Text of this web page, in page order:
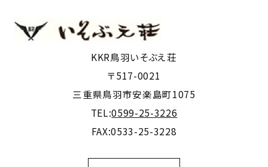
KKR鳥羽いそぶえ荘
〒517-0021
三重県鳥羽市安楽島町1075
TEL:0599-25-3226
FAX:0533-25-3228